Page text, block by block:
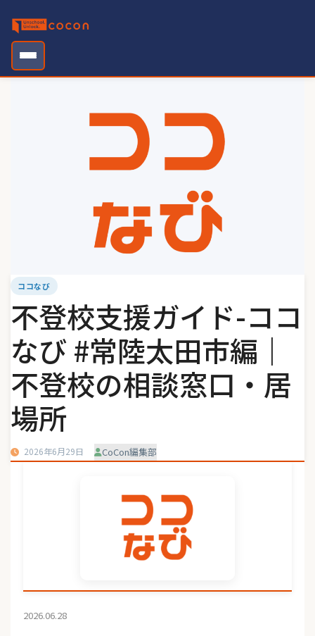
content
ココなび
不登校支援ガイド-ココ
なび #常陸太田市編｜
不登校の相談窓口・居
場所
2026年6月29日 CoCon編集部
2026.06.28